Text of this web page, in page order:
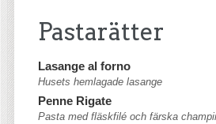
Pastarätter
Lasange al forno
Husets hemlagade lasange
Penne Rigate
Pasta med fläskfilé och färska